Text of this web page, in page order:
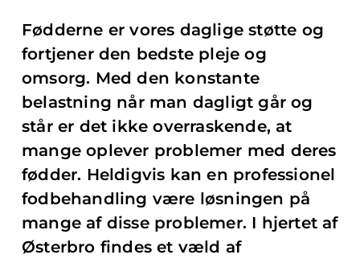
Fødderne er vores daglige støtte og
fortjener den bedste pleje og
omsorg. Med den konstante
belastning når man dagligt går og
står er det ikke overraskende, at
mange oplever problemer med deres
fødder. Heldigvis kan en professionel
fodbehandling være løsningen på
mange af disse problemer. I hjertet af
Østerbro findes et væld af